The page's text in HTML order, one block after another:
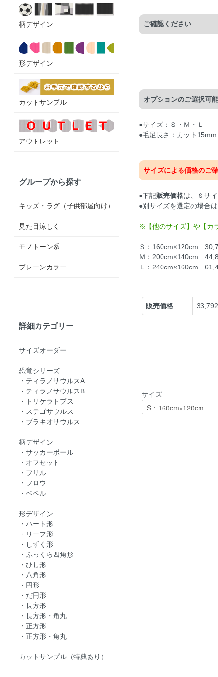
ご確認ください
オプションのご選択可
●サイズ：Ｓ・Ｍ・Ｌ
●毛足長さ：カット
サイズによる価格のご
●下記販売価格は、Ｓサ
●別サイズを選定の場合
※【他のサイズ】や【カ
Ｓ：160cm×120cm
Ｍ：200cm×140cm
Ｌ：240cm×160cm
販売価格
サイズ
柄デザイン
形デザイン
カットサンプル
アウトレット
グループから探す
キッズ・ラグ（子供部屋向け）
見た目涼しく
モノトーン系
プレーンカラー
詳細カテゴリー
サイズオーダー
恐竜シリーズ
・ティラノサウルスA
・ティラノサウルスB
・トリケラトプス
・ステゴサウルス
・ブラキオサウルス
柄デザイン
・サッカーボール
・オフセット
・フリル
・フロウ
・ベベル
形デザイン
・ハート形
・リーフ形
・しずく形
・ふっくら四角形
・ひし形
・八角形
・円形
・だ円形
・長方形
・長方形・角丸
・正方形
・正方形・角丸
カットサンプル（特典あり）